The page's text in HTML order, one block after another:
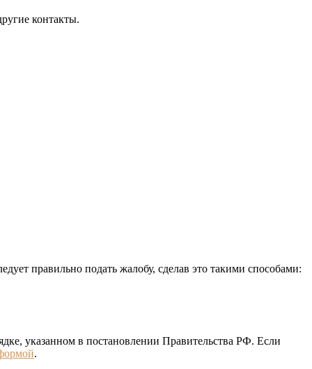
контакты.
правильно подать жалобу, сделав это такими способами:
указанном в постановлении Правительства РФ. Если
.